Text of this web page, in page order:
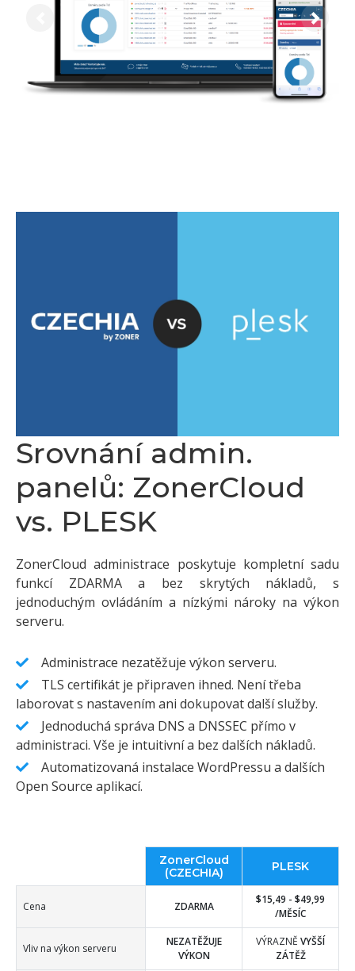
Previous Next
Srovnání admin.
panelů: ZonerCloud
vs. PLESK
ZonerCloud administrace poskytuje kompletní sadu
funkcí ZDARMA a bez skrytých nákladů, s
jednoduchým ovládáním a nízkými nároky na výkon
serveru.
Administrace nezatěžuje výkon serveru.
TLS certifikát je připraven ihned. Není třeba
laborovat s nastavením ani dokupovat další služby.
Jednoduchá správa DNS a DNSSEC přímo v
administraci. Vše je intuitivní a bez dalších nákladů.
Automatizovaná instalace WordPressu a dalších
Open Source aplikací.
ZonerCloud
(CZECHIA)
PLESK
Cena ZDARMA
$15,49 - $49,99
/MĚSÍC
Vliv na výkon serveru
NEZATĚŽUJE
VÝKON
VÝRAZNĚ VYŠŠÍ
ZÁTĚŽ